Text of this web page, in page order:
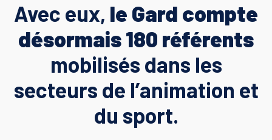
Avec eux, le Gard compte
désormais 180 référents
mobilisés dans les
secteurs de l’animation et
du sport.